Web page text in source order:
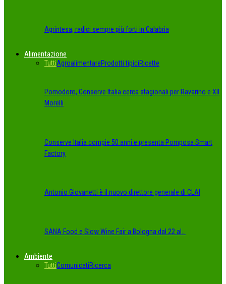
Agrintesa, radici sempre più forti in Calabria
Alimentazione
TuttiAgroalimentareProdotti tipiciRicette
Pomodoro, Conserve Italia cerca stagionali per Ravarino e XII
Morelli
Conserve Italia compie 50 anni e presenta Pomposa Smart
Factory
Antonio Giovanetti è il nuovo direttore generale di CLAI
SANA Food e Slow Wine Fair a Bologna dal 22 al…
Ambiente
TuttiComunicatiRicerca